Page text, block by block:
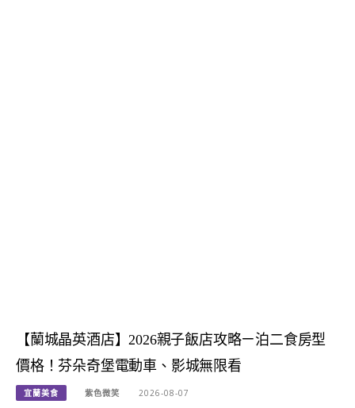
【蘭城晶英酒店】2026親子飯店攻略ㄧ泊二食房型
價格！芬朵奇堡電動車、影城無限看
宜蘭美食 紫色微笑 2026-08-07